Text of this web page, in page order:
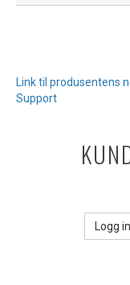
Link til produsentens
Support
Logg